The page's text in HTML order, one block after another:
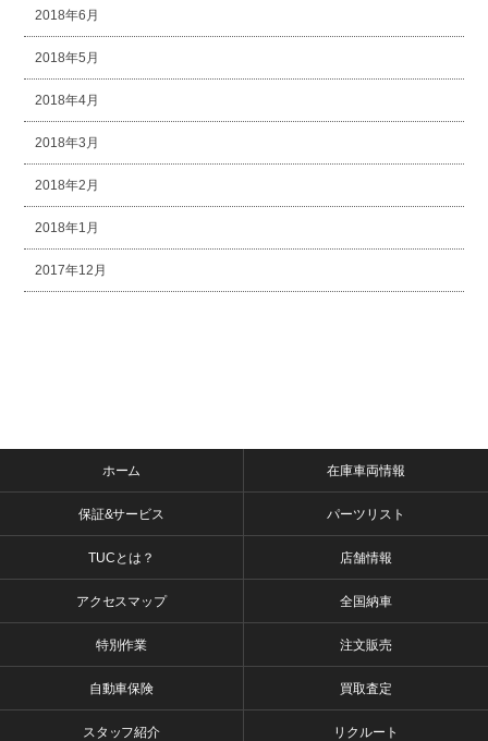
2018年6月
2018年5月
2018年4月
2018年3月
2018年2月
2018年1月
2017年12月
ホーム 在庫車両情報
保証&サービス パーツリスト
TUCとは？ 店舗情報
アクセスマップ 全国納車
特別作業 注文販売
自動車保険 買取査定
スタッフ紹介 リクルート